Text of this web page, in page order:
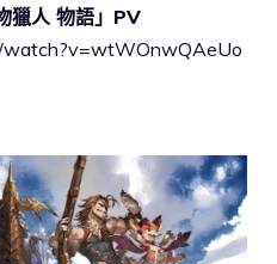
獵人 物語」PV